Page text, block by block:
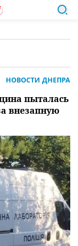
пыталась
внезапную
НОВОСТИ ДНЕПРА